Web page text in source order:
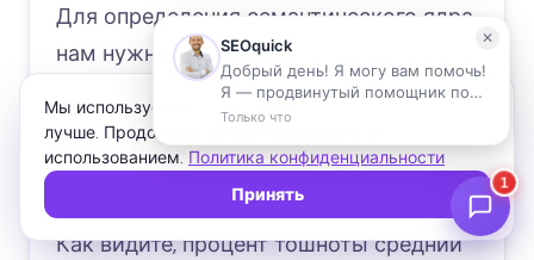
Для определения семантического ядра
нам нужно зайти на сайт Адвего
https://advego.com/text/seo/ ) и ввести
свой текст в окно:
Нажимаем «Проверить»:
Как видите, процент тошноты средний
Мы используем файлы cookie, чтобы сайт работал
лучше. Продолжая, вы соглашаетесь с их
использованием. Политика конфиденциальности
Принять